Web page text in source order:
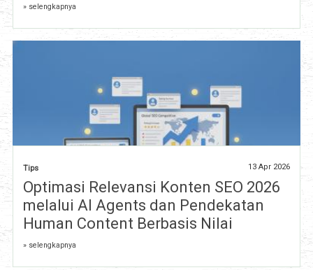
» selengkapnya
Tips 13 Apr 2026
Optimasi Relevansi Konten SEO 2026
melalui AI Agents dan Pendekatan
Human Content Berbasis Nilai
» selengkapnya